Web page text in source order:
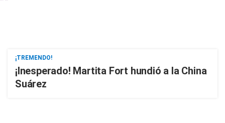
¡TREMENDO!
¡Inesperado! Martita Fort hundió a la China
Suárez